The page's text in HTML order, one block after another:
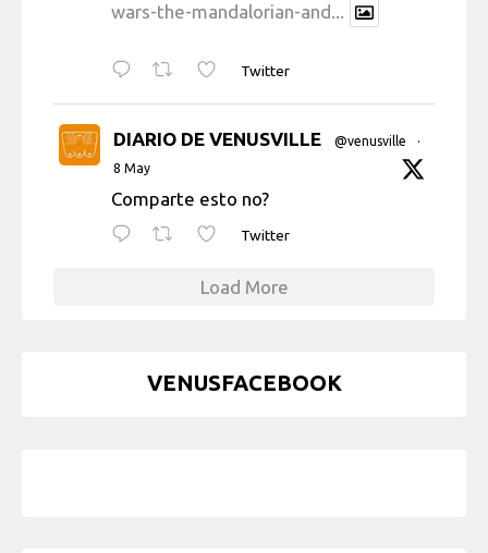
wars-the-mandalorian-and...
Twitter
DIARIO DE VENUSVILLE @venusville
·
8 May
Comparte esto no?
Twitter
Load More
VENUSFACEBOOK